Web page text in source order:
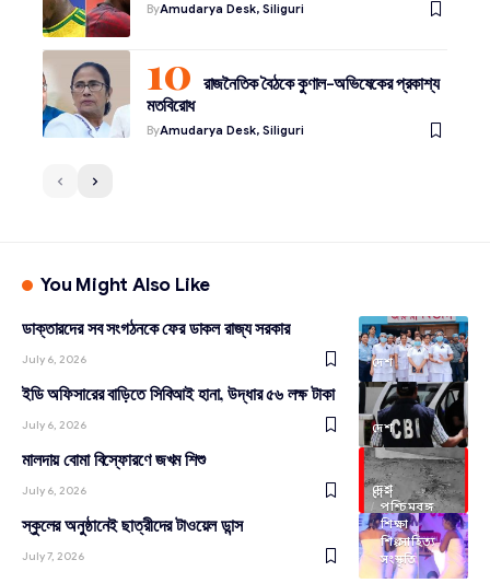
ByAmudarya Desk, Siliguri
রাজনৈতিক বৈঠকে কুণাল-অভিষেকের প্রকাশ্য
মতবিরোধ
ByAmudarya Desk, Siliguri
You Might Also Like
দেশ
ডাক্তারদের সব সংগঠনকে ফের ডাকল রাজ্য সরকার
July 6, 2026
দেশ
ইডি অফিসারের বাড়িতে সিবিআই হানা, উদ্ধার ৫৬ লক্ষ টাকা
July 6, 2026
দেশ
মালদায় বোমা বিস্ফোরণে জখম শিশু
July 6, 2026
দেশ
পশ্চিমবঙ্গ
শিক্ষা
শিল্প সাহিত্য
সংস্কৃতি
স্কুলের অনুষ্ঠানেই ছাত্রীদের টাওয়েল ডান্স
July 7, 2026